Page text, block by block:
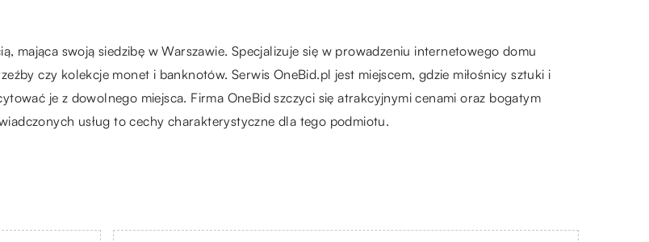
mająca swoją siedzibę w Warszawie. Specjalizuje się w prowadzeniu internetowego domu
czy kolekcje monet i banknotów. Serwis OneBid.pl jest miejscem, gdzie miłośnicy sztuki i
je z dowolnego miejsca. Firma OneBid szczyci się atrakcyjnymi cenami oraz bogatym
usług to cechy charakterystyczne dla tego podmiotu.